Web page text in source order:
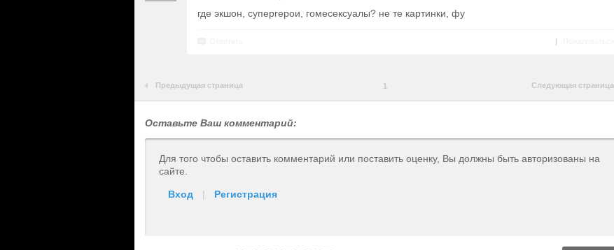
где экшон, супергерои, гомесексуалы? не те картинки, фу
|
Предыдущая страница 1 Следующая страница
Оставьте Ваш комментарий:
Для того чтобы оставить комментарий или поставить оценку, Вы должны быть авторизованы на
сайте.
Вход | Регистрация